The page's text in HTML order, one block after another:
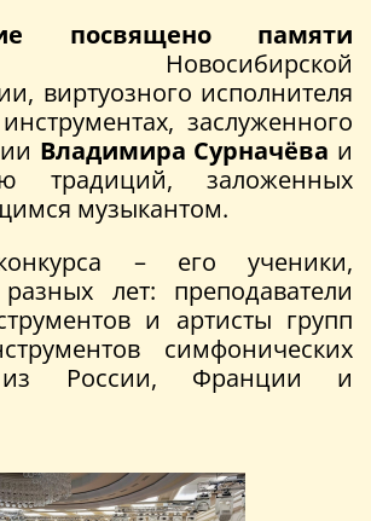
посвящено памяти
Новосибирской
виртуозного исполнителя
заслуженного
Владимира Сурначёва и
традиций, заложенных
музыкантом.
– его ученики,
лет: преподаватели
и артисты групп
симфонических
из России, Франции и